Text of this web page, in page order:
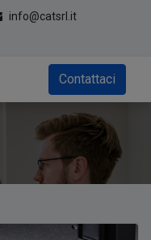
info@catsrl.it
Contattaci